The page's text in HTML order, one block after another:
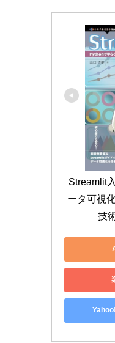
Streamlit
ータ可視
技